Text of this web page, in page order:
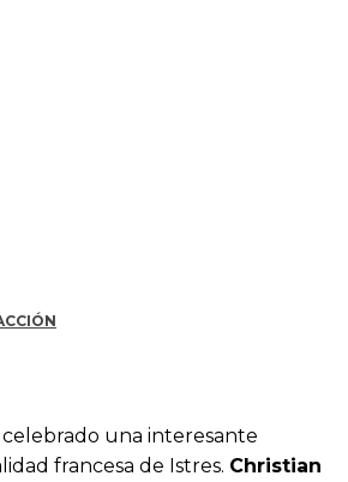
celebrado una interesante
francesa de Istres. Christian